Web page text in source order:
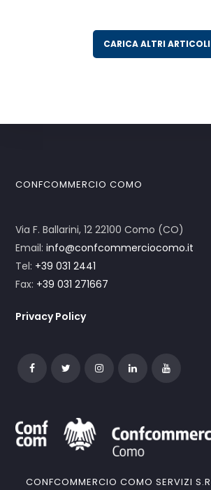
CARICA ALTRI ARTICOLI
CONFCOMMERCIO COMO
Via F. Ballarini, 12 22100 Como (CO)
Email:info@confcommerciocomo.it
Tel: +39 031 2441
Fax: +39 031 271667
Privacy Policy
CONFCOMMERCIO COMO SERVIZI